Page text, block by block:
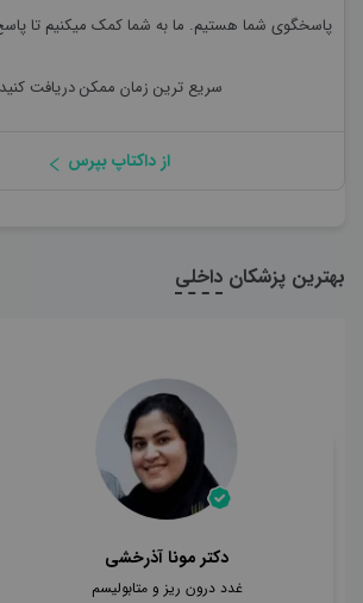
پاسخگوی شما هستیم. ما به شما کمک میکنیم تا
سریع ترین زمان ممکن دریافت
از داکتاپ بپرس
بهترین پزشکان داخلی
دکتر مونا آذرخشی
غدد درون ریز و متابولیسم